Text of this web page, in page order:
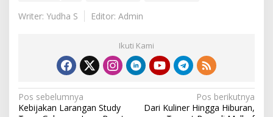
Writer: Yudha S
Editor: Admin
Ikuti Kami
N
Pos sebelumnya
Kebijakan Larangan Study
Pos berikutnya
Dari Kuliner Hingga Hiburan,